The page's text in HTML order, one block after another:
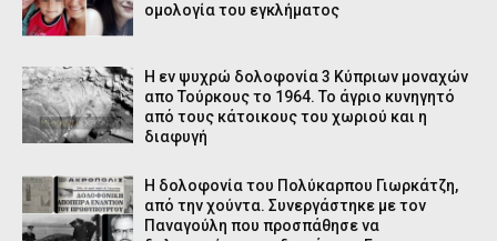
ομολογία του εγκλήματος
Η εν ψυχρώ δολοφονία 3 Κύπριων μοναχών
απο Τούρκους το 1964. Το άγριο κυνηγητό
από τους κάτοικους του χωριού και η
διαφυγή
Η δολοφονία του Πολύκαρπου Γιωρκάτζη,
από την χούντα. Συνεργάστηκε με τον
Παναγούλη που προσπάθησε να